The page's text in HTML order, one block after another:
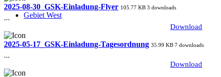
Gebiet West
2025-08-30_GSK-Einladung-Flyer 105.77 KB 3 downloads
...
Download
2025-05-17_GSK-Einladung-Tagesordnung 35.99 KB 7 downloads
...
Download